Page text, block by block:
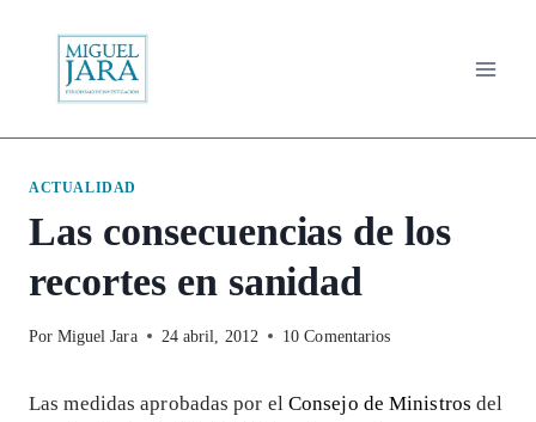
contenido
ACTUALIDAD
Las consecuencias de los
recortes en sanidad
Por Miguel Jara 24 abril, 2012 10 Comentarios
Las medidas aprobadas por el Consejo de Ministros del